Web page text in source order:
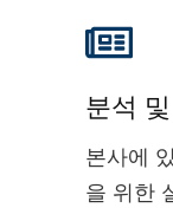
분석
본사에
을 위한